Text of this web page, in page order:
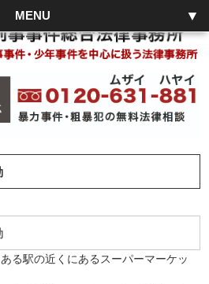
MENU
る駅の近くにあるスーパーマーケッ